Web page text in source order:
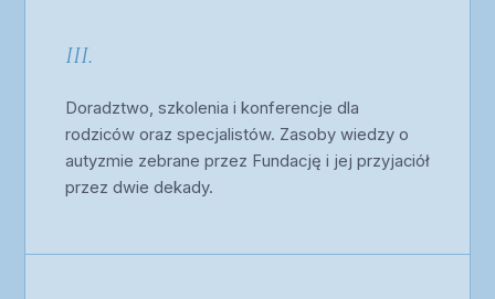
III.
Doradztwo, szkolenia i konferencje dla
rodziców oraz specjalistów. Zasoby wiedzy o
autyzmie zebrane przez Fundację i jej przyjaciół
przez dwie dekady.